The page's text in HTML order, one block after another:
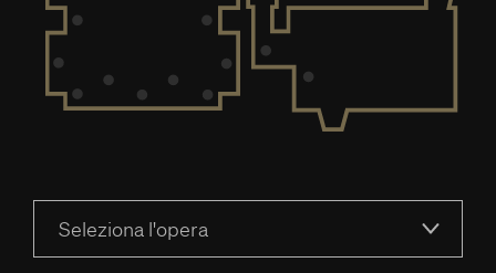
Seleziona l'opera